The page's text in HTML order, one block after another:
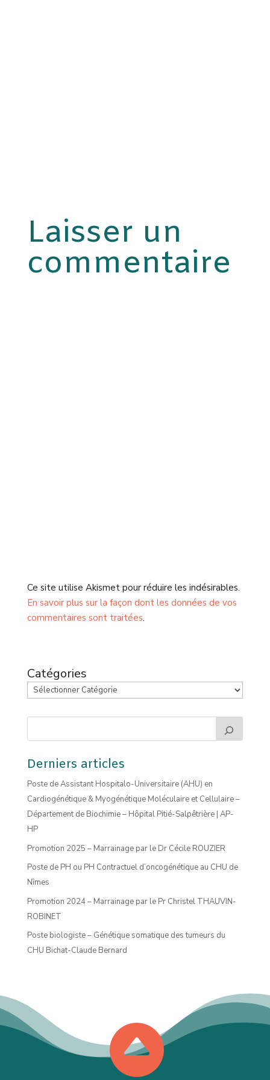
Laisser un
commentaire
Ce site utilise Akismet pour réduire les indésirables.
En savoir plus sur la façon dont les données de vos
commentaires sont traitées.
Catégories
Derniers articles
Poste de Assistant Hospitalo-Universitaire (AHU) en
Cardiogénétique & Myogénétique Moléculaire et Cellulaire –
Département de Biochimie – Hôpital Pitié-Salpêtrière | AP-
HP
Promotion 2025 – Marrainage par le Dr Cécile ROUZIER
Poste de PH ou PH Contractuel d’oncogénétique au CHU de
Nîmes
Promotion 2024 – Marrainage par le Pr Christel THAUVIN-
ROBINET
Poste biologiste – Génétique somatique des tumeurs du
CHU Bichat-Claude Bernard
